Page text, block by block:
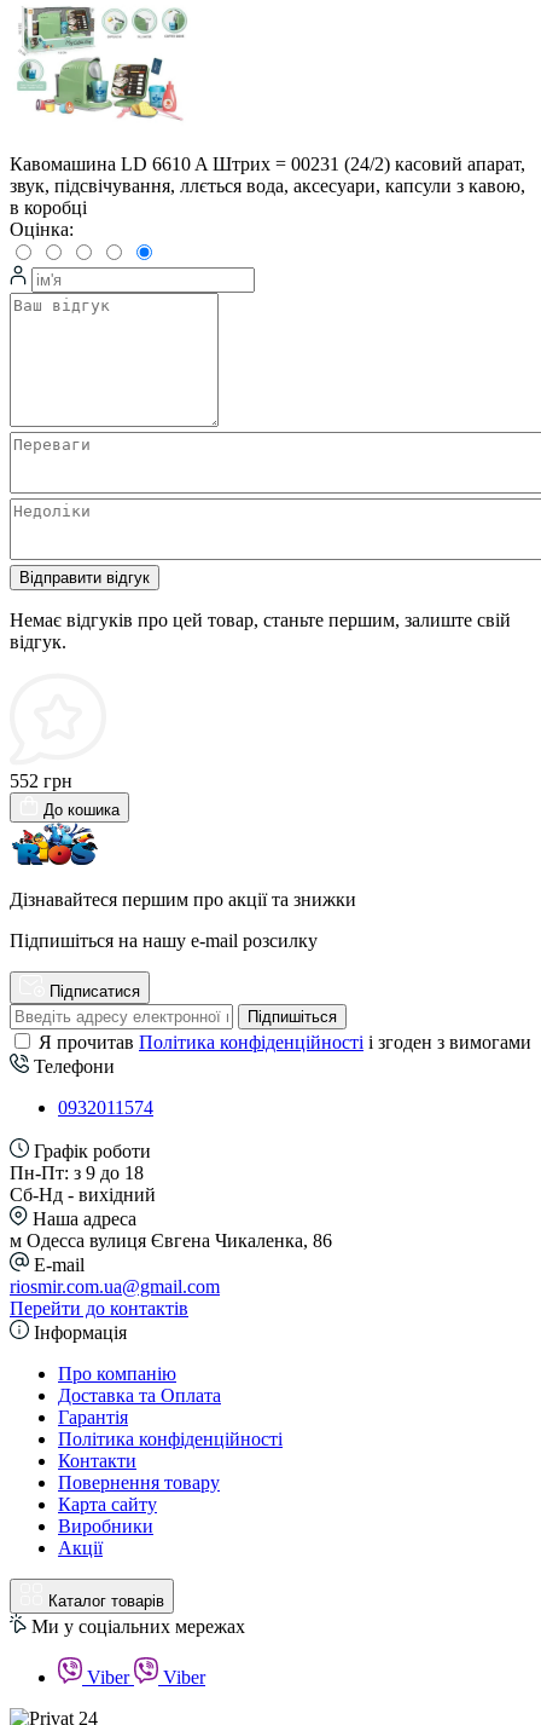
Кавомашина LD 6610 A Штрих = 00231 (24/2) касовий апарат,
звук, підсвічування, ллється вода, аксесуари, капсули з кавою,
в коробці
Оцінка:
Відправити відгук
Немає відгуків про цей товар, станьте першим, залиште свій
відгук.
552 грн
До кошика
Дізнавайтеся першим про акції та знижки
Підпишіться на нашу e-mail розсилку
Підписатися
Підпишіться
Я прочитав Політика конфіденційності і згоден з вимогами
Телефони
0932011574
Графік роботи
Пн-Пт: з 9 до 18
Сб-Нд - вихідний
Наша адреса
м Одесса вулиця Євгена Чикаленка, 86
E-mail
riosmir.com.ua@gmail.com
Перейти до контактів
Інформація
Про компанію
Доставка та Оплата
Гарантія
Політика конфіденційності
Контакти
Повернення товару
Карта сайту
Виробники
Акції
Каталог товарів
Ми у соціальних мережах
Viber Viber